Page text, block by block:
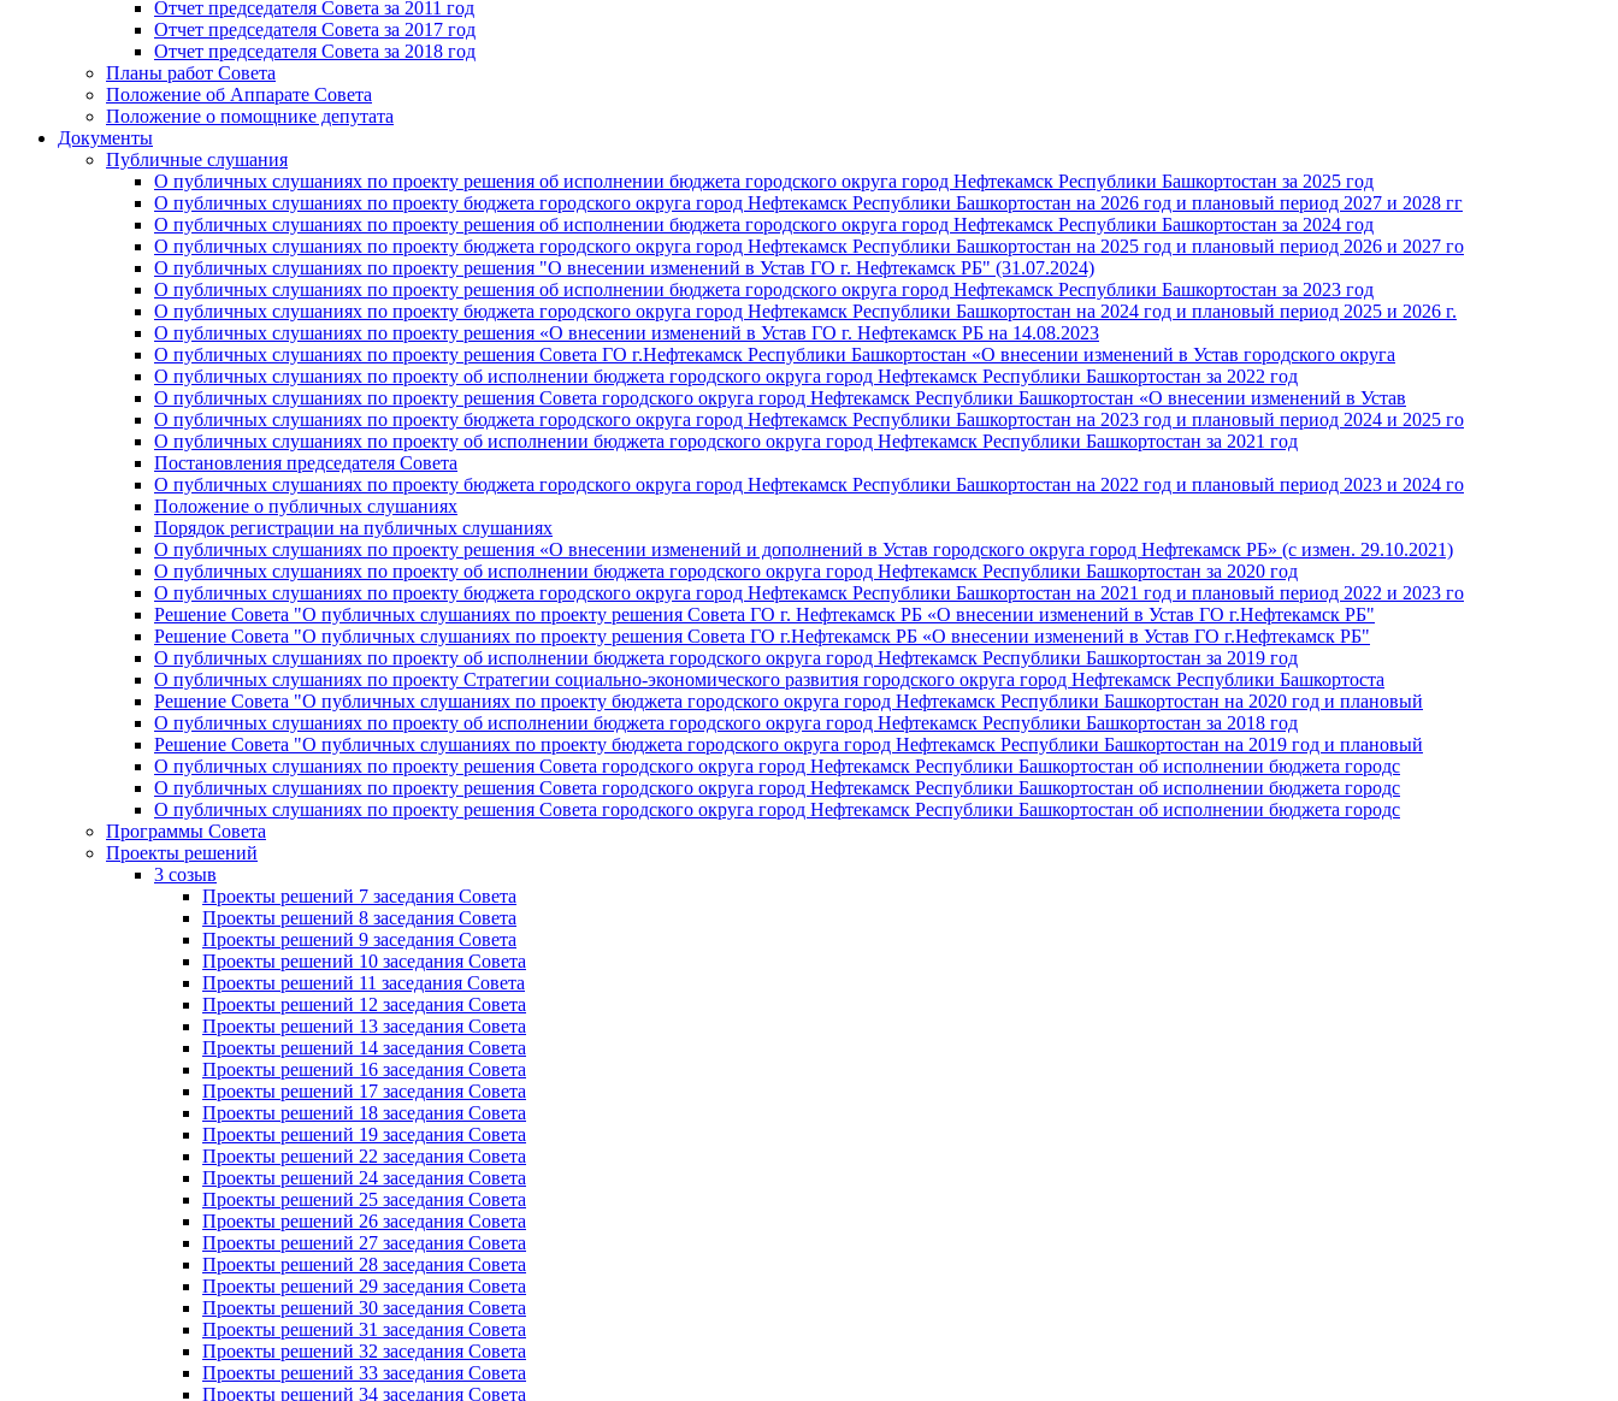
Отчет председателя Совета за 2011 год
Отчет председателя Совета за 2017 год
Отчет председателя Совета за 2018 год
Планы работ Совета
Положение об Аппарате Совета
Положение о помощнике депутата
Документы
Публичные слушания
О публичных слушаниях по проекту решения об исполнении бюджета городского округа город Нефтекамск Республики Башкортостан за 2025 год
О публичных слушаниях по проекту бюджета городского округа город Нефтекамск Республики Башкортостан на 2026 год и плановый период 2027 и 2028 гг
О публичных слушаниях по проекту решения об исполнении бюджета городского округа город Нефтекамск Республики Башкортостан за 2024 год
О публичных слушаниях по проекту бюджета городского округа город Нефтекамск Республики Башкортостан на 2025 год и плановый период 2026 и 2027 го
О публичных слушаниях по проекту решения "О внесении изменений в Устав ГО г. Нефтекамск РБ" (31.07.2024)
О публичных слушаниях по проекту решения об исполнении бюджета городского округа город Нефтекамск Республики Башкортостан за 2023 год
О публичных слушаниях по проекту бюджета городского округа город Нефтекамск Республики Башкортостан на 2024 год и плановый период 2025 и 2026 г.
О публичных слушаниях по проекту решения «О внесении изменений в Устав ГО г. Нефтекамск РБ на 14.08.2023
О публичных слушаниях по проекту решения Совета ГО г.Нефтекамск Республики Башкортостан «О внесении изменений в Устав городского округа
О публичных слушаниях по проекту об исполнении бюджета городского округа город Нефтекамск Республики Башкортостан за 2022 год
О публичных слушаниях по проекту решения Совета городского округа город Нефтекамск Республики Башкортостан «О внесении изменений в Устав
О публичных слушаниях по проекту бюджета городского округа город Нефтекамск Республики Башкортостан на 2023 год и плановый период 2024 и 2025 го
О публичных слушаниях по проекту об исполнении бюджета городского округа город Нефтекамск Республики Башкортостан за 2021 год
Постановления председателя Совета
О публичных слушаниях по проекту бюджета городского округа город Нефтекамск Республики Башкортостан на 2022 год и плановый период 2023 и 2024 го
Положение о публичных слушаниях
Порядок регистрации на публичных слушаниях
О публичных слушаниях по проекту решения «О внесении изменений и дополнений в Устав городского округа город Нефтекамск РБ» (с измен. 29.10.2021)
О публичных слушаниях по проекту об исполнении бюджета городского округа город Нефтекамск Республики Башкортостан за 2020 год
О публичных слушаниях по проекту бюджета городского округа город Нефтекамск Республики Башкортостан на 2021 год и плановый период 2022 и 2023 го
Решение Совета "О публичных слушаниях по проекту решения Совета ГО г. Нефтекамск РБ «О внесении изменений в Устав ГО г.Нефтекамск РБ"
Решение Совета "О публичных слушаниях по проекту решения Совета ГО г.Нефтекамск РБ «О внесении изменений в Устав ГО г.Нефтекамск РБ"
О публичных слушаниях по проекту об исполнении бюджета городского округа город Нефтекамск Республики Башкортостан за 2019 год
О публичных слушаниях по проекту Стратегии социально-экономического развития городского округа город Нефтекамск Республики Башкортоста
Решение Совета "О публичных слушаниях по проекту бюджета городского округа город Нефтекамск Республики Башкортостан на 2020 год и плановый
О публичных слушаниях по проекту об исполнении бюджета городского округа город Нефтекамск Республики Башкортостан за 2018 год
Решение Совета "О публичных слушаниях по проекту бюджета городского округа город Нефтекамск Республики Башкортостан на 2019 год и плановый
О публичных слушаниях по проекту решения Совета городского округа город Нефтекамск Республики Башкортостан об исполнении бюджета городс
О публичных слушаниях по проекту решения Совета городского округа город Нефтекамск Республики Башкортостан об исполнении бюджета городс
О публичных слушаниях по проекту решения Совета городского округа город Нефтекамск Республики Башкортостан об исполнении бюджета городс
Программы Совета
Проекты решений
3 созыв
Проекты решений 7 заседания Совета
Проекты решений 8 заседания Совета
Проекты решений 9 заседания Совета
Проекты решений 10 заседания Совета
Проекты решений 11 заседания Совета
Проекты решений 12 заседания Совета
Проекты решений 13 заседания Совета
Проекты решений 14 заседания Совета
Проекты решений 16 заседания Совета
Проекты решений 17 заседания Совета
Проекты решений 18 заседания Совета
Проекты решений 19 заседания Совета
Проекты решений 22 заседания Совета
Проекты решений 24 заседания Совета
Проекты решений 25 заседания Совета
Проекты решений 26 заседания Совета
Проекты решений 27 заседания Совета
Проекты решений 28 заседания Совета
Проекты решений 29 заседания Совета
Проекты решений 30 заседания Совета
Проекты решений 31 заседания Совета
Проекты решений 32 заседания Совета
Проекты решений 33 заседания Совета
Проекты решений 34 заседания Совета